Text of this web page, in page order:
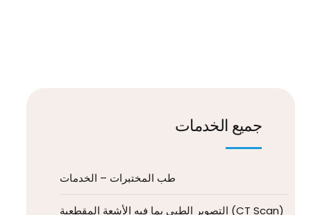
جميع الخدمات
طب المختبرات – الخدمات
التصوير الطبي بما فيه الأشعة المقطعية (CT Scan)